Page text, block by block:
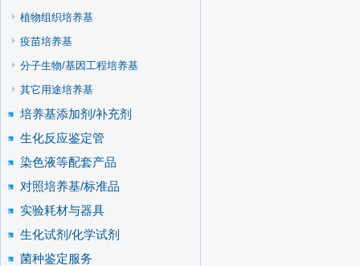
植物组织培养基
疫苗培养基
分子生物/基因工程培养基
其它用途培养基
培养基添加剂/补充剂
生化反应鉴定管
染色液等配套产品
对照培养基/标准品
实验耗材与器具
生化试剂/化学试剂
菌种鉴定服务